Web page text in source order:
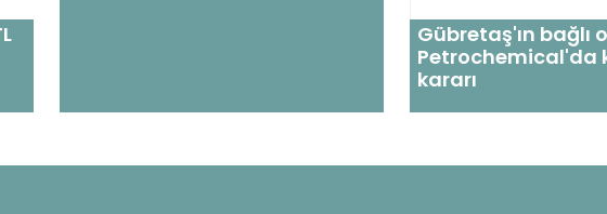
Gübretaş'ın bağlı
Petrochemical'da
kararı